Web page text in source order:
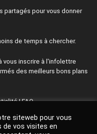
partagés pour vous donner
de temps à chercher.
vous inscrire à l'infolettre
des meilleurs bons plans
|FAQ
|À propos de
siteweb pour vous
de vos visites en